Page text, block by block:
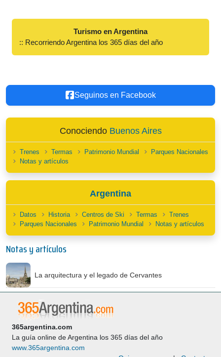
Turismo en Argentina
:: Recorriendo Argentina los 365 días del año
Seguinos en Facebook
Conociendo Buenos Aires
Trenes Termas Patrimonio Mundial
Parques Nacionales
Notas y artículos
Argentina
Datos Historia Centros de Ski Termas
Trenes
Parques Nacionales
Patrimonio Mundial Notas y artículos
Notas y artículos
La arquitectura y el legado de Cervantes
365argentina.com
La guía online de Argentina los 365 días del año
www.365argentina.com